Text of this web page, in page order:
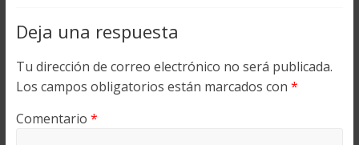
Deja una respuesta
Tu dirección de correo electrónico no será publicada.
Los campos obligatorios están marcados con *
Comentario *